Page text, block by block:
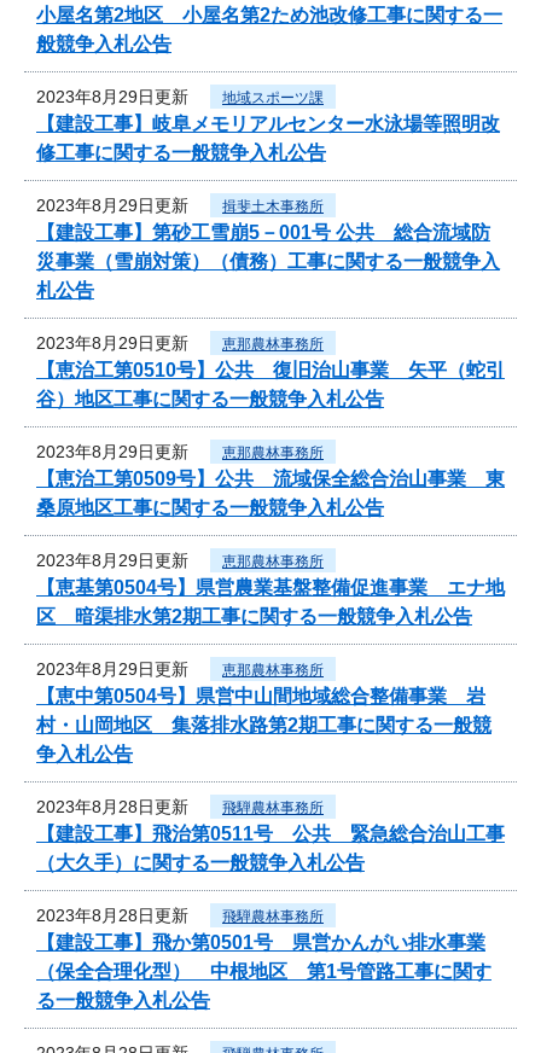
小屋名第2地区 小屋名第2ため池改修工事に関する一
般競争入札公告
2023年8月29日更新 地域スポーツ課
【建設工事】岐阜メモリアルセンター水泳場等照明改
修工事に関する一般競争入札公告
2023年8月29日更新 揖斐土木事務所
【建設工事】第砂工雪崩5－001号 公共 総合流域防
災事業（雪崩対策）（債務）工事に関する一般競争入
札公告
2023年8月29日更新 恵那農林事務所
【恵治工第0510号】公共 復旧治山事業 矢平（蛇引
谷）地区工事に関する一般競争入札公告
2023年8月29日更新 恵那農林事務所
【恵治工第0509号】公共 流域保全総合治山事業 東
桑原地区工事に関する一般競争入札公告
2023年8月29日更新 恵那農林事務所
【恵基第0504号】県営農業基盤整備促進事業 エナ地
区 暗渠排水第2期工事に関する一般競争入札公告
2023年8月29日更新 恵那農林事務所
【恵中第0504号】県営中山間地域総合整備事業 岩
村・山岡地区 集落排水路第2期工事に関する一般競
争入札公告
2023年8月28日更新 飛騨農林事務所
【建設工事】飛治第0511号 公共 緊急総合治山工事
（大久手）に関する一般競争入札公告
2023年8月28日更新 飛騨農林事務所
【建設工事】飛か第0501号 県営かんがい排水事業
（保全合理化型） 中根地区 第1号管路工事に関す
る一般競争入札公告